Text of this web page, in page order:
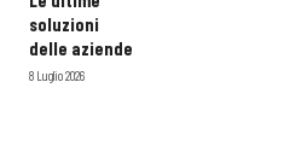
soluzioni
delle aziende
8 Luglio 2026